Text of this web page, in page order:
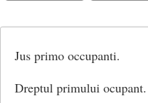
Jus primo occupanti.
Dreptul primului ocupant.